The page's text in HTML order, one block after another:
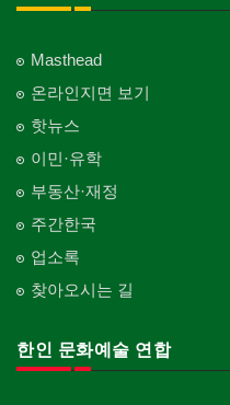
Masthead
온라인지면 보기
핫뉴스
이민·유학
부동산·재정
주간한국
업소록
찾아오시는 길
한인 문화예술 연합